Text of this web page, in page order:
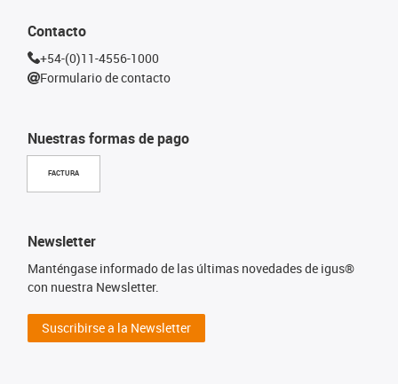
Nuestras formas de pago
FACTURA
Contacto
+54-(0)11-4556-1000
Formulario de contacto
Newsletter
Manténgase informado de las últimas novedades de igus®
con nuestra Newsletter.
Suscribirse a la Newsletter